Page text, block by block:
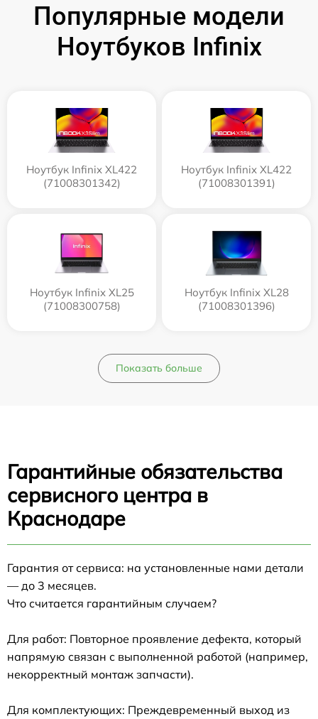
Популярные модели
Ноутбуков Infinix
Ноутбук Infinix XL422
(71008301342)
Ноутбук Infinix XL422
(71008301391)
Ноутбук Infinix XL25
(71008300758)
Ноутбук Infinix XL28
(71008301396)
Показать больше
Гарантийные обязательства
сервисного центра в
Краснодаре
Гарантия от сервиса: на установленные нами детали
— до 3 месяцев.
Что считается гарантийным случаем?
Для работ: Повторное проявление дефекта, который
напрямую связан с выполненной работой (например,
некорректный монтаж запчасти).
Для комплектующих: Преждевременный выход из